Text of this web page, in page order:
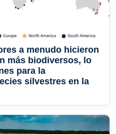
a menudo hicieron
más biodiversos, lo
para la
silvestres en la